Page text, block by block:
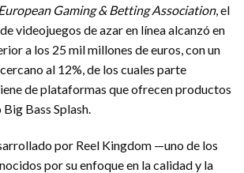
Gaming & Betting Association, el
videojuegos de azar en línea alcanzó en
a los 25 mil millones de euros, con un
al 12%, de los cuales parte
de plataformas que ofrecen productos
Bass Splash.
por Reel Kingdom —uno de los
por su enfoque en la calidad y la